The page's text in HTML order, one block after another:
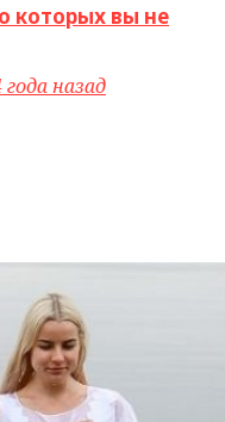
которых вы не
года назад